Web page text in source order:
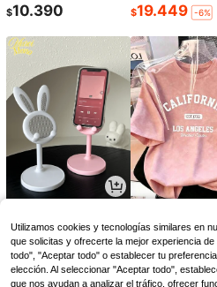
$10.390 $19.449 -6%
Utilizamos cookies y tecnologías similares en
que solicitas y ofrecerte la mejor experiencia
todo", "Aceptar todo" o establecer tu
elección. Al seleccionar "Aceptar todo",
que nos ayudan a analizar el tráfico, ofrecer